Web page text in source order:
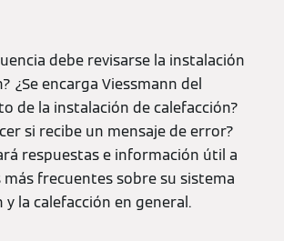
debe revisarse la instalación
¿Se encarga Viessmann del
de la instalación de calefacción?
si recibe un mensaje de error?
respuestas e información útil a
más frecuentes sobre su sistema
y la calefacción en general.